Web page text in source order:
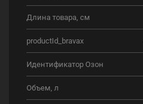
Длина товара, см
productId_bravax
Идентификатор Озон
Объем, л